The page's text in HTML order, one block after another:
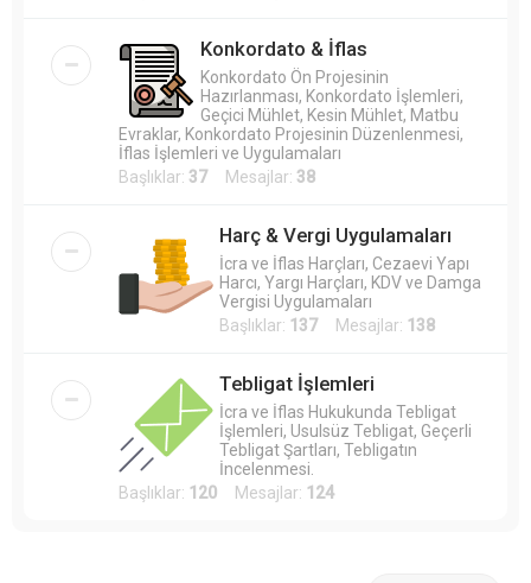
Konkordato & İflas
Konkordato Ön Projesinin
Hazırlanması, Konkordato İşlemleri,
Geçici Mühlet, Kesin Mühlet, Matbu
Evraklar, Konkordato Projesinin Düzenlenmesi,
İflas İşlemleri ve Uygulamaları
Başlıklar: 37Mesajlar: 38
Harç & Vergi Uygulamaları
İcra ve İflas Harçları, Cezaevi Yapı
Harcı, Yargı Harçları, KDV ve Damga
Vergisi Uygulamaları
Başlıklar: 137Mesajlar: 138
Tebligat İşlemleri
İcra ve İflas Hukukunda Tebligat
İşlemleri, Usulsüz Tebligat, Geçerli
Tebligat Şartları, Tebligatın
İncelenmesi.
Başlıklar: 120 Mesajlar: 124